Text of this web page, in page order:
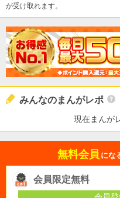
が受け取れます。
みんなのまんがレポ
現在まんが
無料会員 にな
会員限定無料